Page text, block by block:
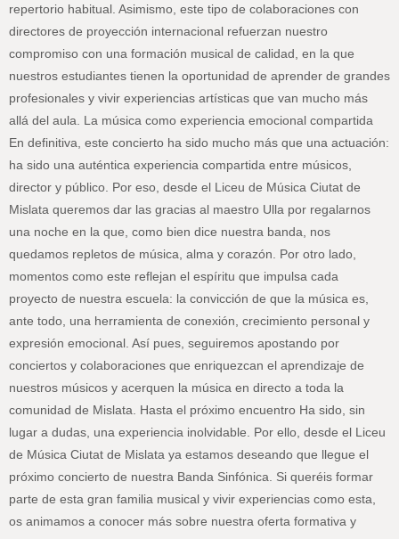
repertorio habitual. Asimismo, este tipo de colaboraciones con
directores de proyección internacional refuerzan nuestro
compromiso con una formación musical de calidad, en la que
nuestros estudiantes tienen la oportunidad de aprender de grandes
profesionales y vivir experiencias artísticas que van mucho más
allá del aula. La música como experiencia emocional compartida
En definitiva, este concierto ha sido mucho más que una actuación:
ha sido una auténtica experiencia compartida entre músicos,
director y público. Por eso, desde el Liceu de Música Ciutat de
Mislata queremos dar las gracias al maestro Ulla por regalarnos
una noche en la que, como bien dice nuestra banda, nos
quedamos repletos de música, alma y corazón. Por otro lado,
momentos como este reflejan el espíritu que impulsa cada
proyecto de nuestra escuela: la convicción de que la música es,
ante todo, una herramienta de conexión, crecimiento personal y
expresión emocional. Así pues, seguiremos apostando por
conciertos y colaboraciones que enriquezcan el aprendizaje de
nuestros músicos y acerquen la música en directo a toda la
comunidad de Mislata. Hasta el próximo encuentro Ha sido, sin
lugar a dudas, una experiencia inolvidable. Por ello, desde el Liceu
de Música Ciutat de Mislata ya estamos deseando que llegue el
próximo concierto de nuestra Banda Sinfónica. Si queréis formar
parte de esta gran familia musical y vivir experiencias como esta,
os animamos a conocer más sobre nuestra oferta formativa y